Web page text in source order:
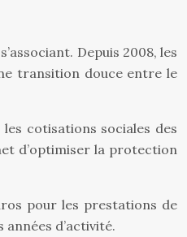
Depuis 2008, les
transition douce entre le
cotisations sociales des
d’optimiser la protection
pour les prestations de
d’activité.